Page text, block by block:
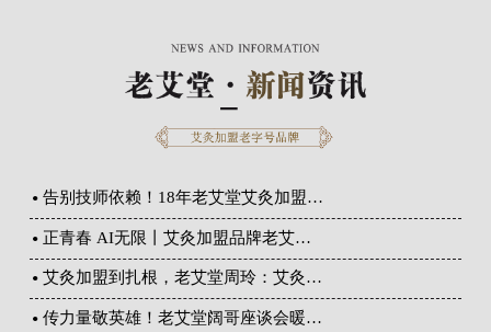
告别技师依赖！18年老艾堂艾灸加盟…
正青春 AI无限丨艾灸加盟品牌老艾…
艾灸加盟到扎根，老艾堂周玲：艾灸…
传力量敬英雄！老艾堂阔哥座谈会暖…